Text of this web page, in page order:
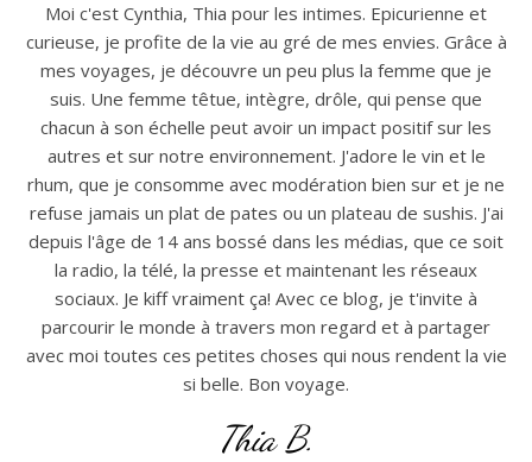
Moi c'est Cynthia, Thia pour les intimes. Epicurienne et
curieuse, je profite de la vie au gré de mes envies. Grâce à
mes voyages, je découvre un peu plus la femme que je
suis. Une femme têtue, intègre, drôle, qui pense que
chacun à son échelle peut avoir un impact positif sur les
autres et sur notre environnement. J'adore le vin et le
rhum, que je consomme avec modération bien sur et je ne
refuse jamais un plat de pates ou un plateau de sushis. J'ai
depuis l'âge de 14 ans bossé dans les médias, que ce soit
la radio, la télé, la presse et maintenant les réseaux
sociaux. Je kiff vraiment ça! Avec ce blog, je t'invite à
parcourir le monde à travers mon regard et à partager
avec moi toutes ces petites choses qui nous rendent la vie
si belle. Bon voyage.
Thia B.